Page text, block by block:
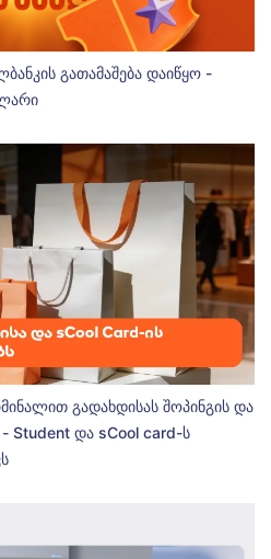
გათამაშება დაიწყო -
გადახდისას შოპინგის და
- Student და sCool card-ს